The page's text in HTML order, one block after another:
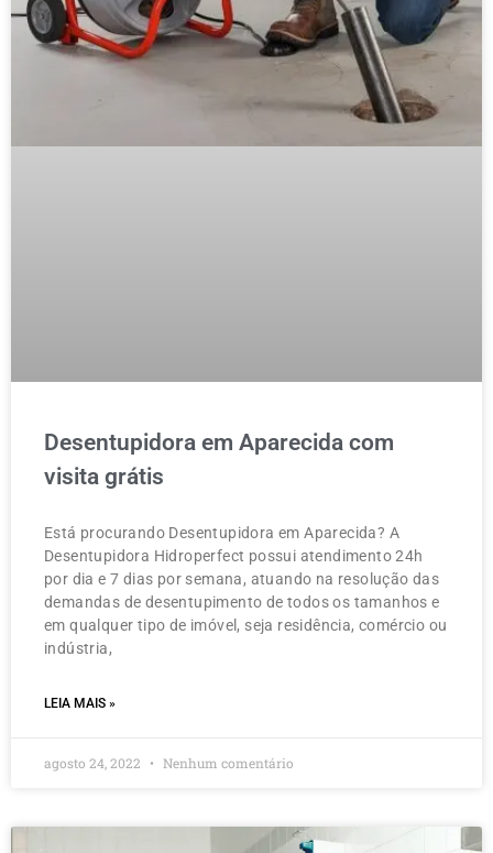
Desentupidora em Aparecida com
visita grátis
Está procurando Desentupidora em Aparecida? A
Desentupidora Hidroperfect possui atendimento 24h
por dia e 7 dias por semana, atuando na resolução das
demandas de desentupimento de todos os tamanhos e
em qualquer tipo de imóvel, seja residência, comércio ou
indústria,
LEIA MAIS »
agosto 24, 2022 Nenhum comentário